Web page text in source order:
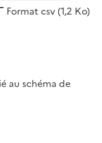
Format csv(1,2 Ko)
au schéma de